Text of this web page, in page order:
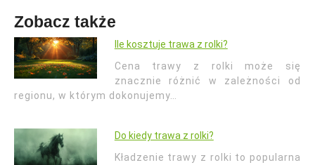
Zobacz także
Ile kosztuje trawa z rolki?
Cena trawy z rolki może się
znacznie różnić w zależności od
regionu, w którym dokonujemy…
Do kiedy trawa z rolki?
Kładzenie trawy z rolki to popularna